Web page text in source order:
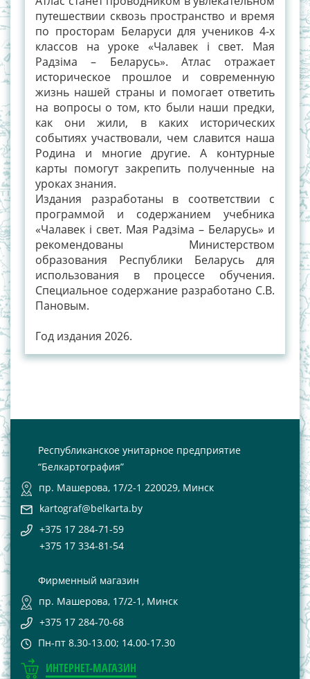
путешествии сквозь пространство и время
по просторам Беларуси для учеников 4-х
классов на уроке «Чалавек і свет. Мая
Радзіма – Беларусь». Атлас отражает
историческое прошлое и современную
жизнь нашей страны и помогает ответить
на вопросы о том, кто были наши предки,
как они жили, в каких исторических
событиях участвовали, чем славится наша
Родина и многие другие. А контурные
карты помогут закрепить полученные на
уроках знания.
Издания разработаны в соответствии с
программой и содержанием учебника
«Чалавек і свет. Мая Радзіма – Беларусь» и
рекомендованы Министерством
образования Республики Беларусь для
использования в процессе обучения.
Специальное содержание разработано С.В.
Пановым.
Год издания 2026.
Республиканское унитарное предприятие
“Белкартография”
пр. Машерова, 17/2-1 220029, Минск
kartograf@belkarta.by
+375 17 284-71-59
+375 17 334-81-54
Фирменный магазин
пр. Машерова, 17/2-1, Минск
+375 17 284-70-68
Пн-пт 8.30-13.00; 14.00-17.30
ИНТЕРНЕТ-МАГАЗИН